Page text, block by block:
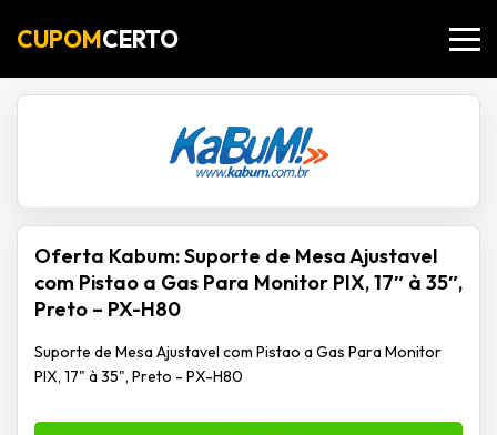
CUPOMCERTO
Oferta Kabum: Suporte de Mesa Ajustavel
com Pistao a Gas Para Monitor PIX, 17″ à 35″,
Preto – PX-H80
Suporte de Mesa Ajustavel com Pistao a Gas Para Monitor
PIX, 17" à 35", Preto - PX-H80